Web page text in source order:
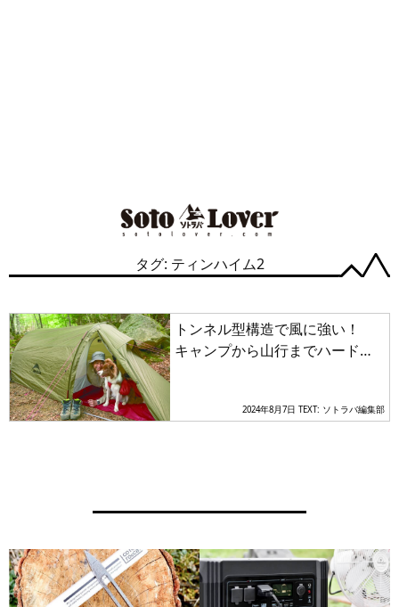
タグ: ティンハイム2
トンネル型構造で風に強い！
キャンプから山行までハードに
2024年8月7日 TEXT: ソトラバ編集部